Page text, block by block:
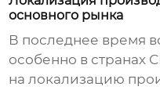
основного рынка
В последнее время
особенно в странах
на локализацию